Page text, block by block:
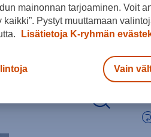
mainonnan tarjoaminen. Voit
kaikki”. Pystyt muuttamaan
Lisätietoja K-ryhmän
Vain